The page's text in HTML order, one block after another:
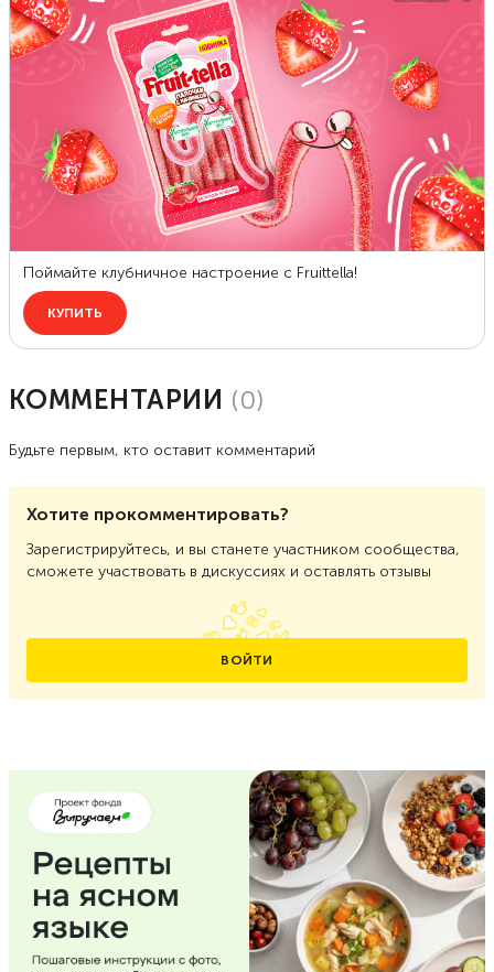
КОММЕНТАРИИ (0)
Будьте первым, кто оставит комментарий
Хотите прокомментировать?
Зарегистрируйтесь, и вы станете участником сообщества,
сможете участвовать в дискуссиях и оставлять отзывы
ВОЙТИ